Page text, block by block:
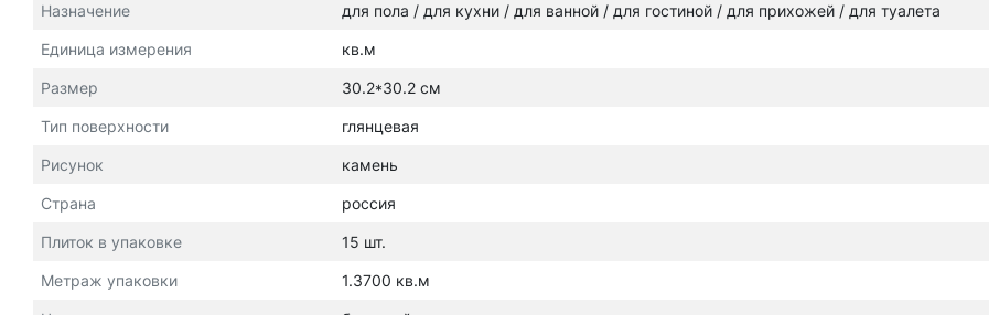
Назначение для пола / для кухни / для ванной / для гостиной / для прихожей / для туалета
Единица измерения кв.м
Размер 30.2*30.2 см
Тип поверхности глянцевая
Рисунок камень
Страна россия
Плиток в упаковке 15 шт.
Метраж упаковки 1.3700 кв.м